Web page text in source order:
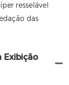
resselável
das
Exibição